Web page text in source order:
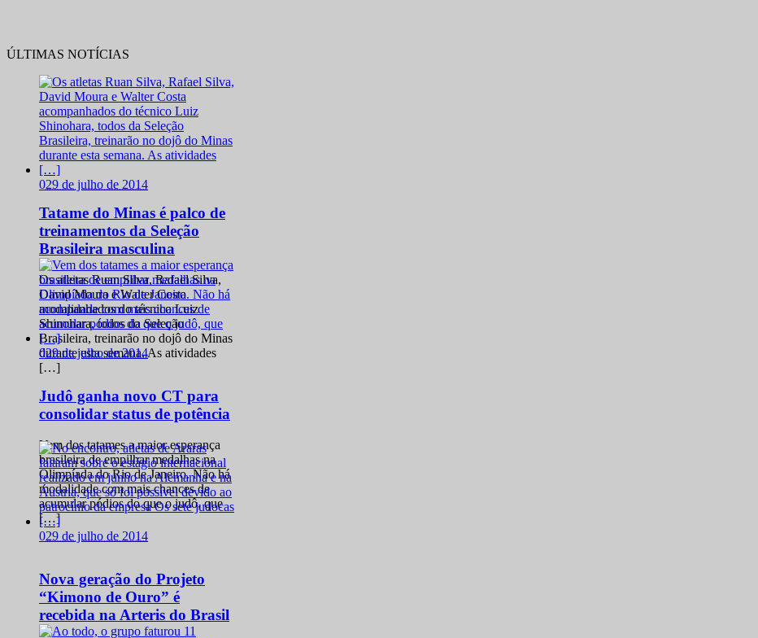
ÚLTIMAS NOTÍCIAS
029 de julho de 2014
Tatame do Minas é palco de
treinamentos da Seleção
Brasileira masculina
Os atletas Ruan Silva, Rafael Silva,
David Moura e Walter Costa
acompanhados do técnico Luiz
Shinohara, todos da Seleção
Brasileira, treinarão no dojô do Minas
durante esta semana. As atividades
[…]
029 de julho de 2014
Judô ganha novo CT para
consolidar status de potência
Vem dos tatames a maior esperança
brasileira de empilhar medalhas na
Olimpíada do Rio de Janeiro. Não há
modalidade com mais chances de
acumular pódios do que o judô, que
[…]
029 de julho de 2014
Nova geração do Projeto
“Kimono de Ouro” é
recebida na Arteris do Brasil